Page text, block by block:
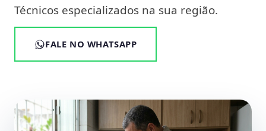
Técnicos especializados na sua região.
FALE NO WHATSAPP